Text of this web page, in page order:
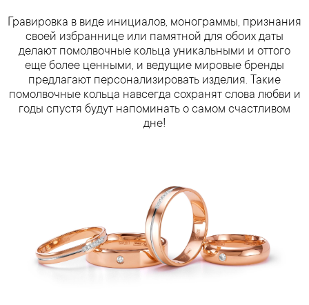
Гравировка в виде инициалов, монограммы, признания
своей избраннице или памятной для обоих даты
делают помолвочные кольца уникальными и оттого
еще более ценными, и ведущие мировые бренды
предлагают персонализировать изделия. Такие
помолвочные кольца навсегда сохранят слова любви и
годы спустя будут напоминать о самом счастливом
дне!